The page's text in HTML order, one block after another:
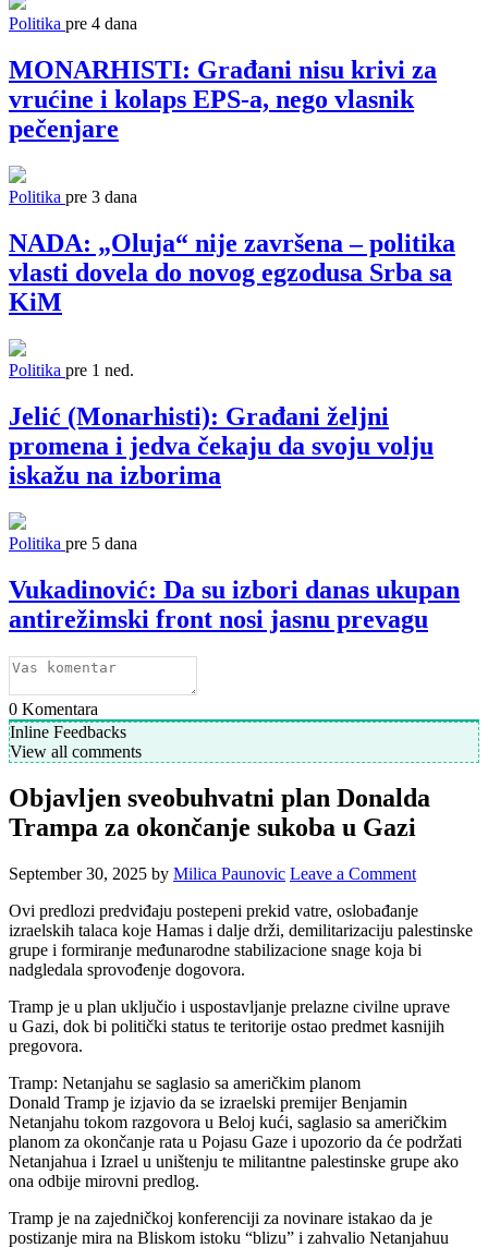
Politika pre 4 dana
MONARHISTI: Građani nisu krivi za
vrućine i kolaps EPS-a, nego vlasnik
pečenjare
Politika pre 3 dana
NADA: „Oluja“ nije završena – politika
vlasti dovela do novog egzodusa Srba sa
KiM
Politika pre 1 ned.
Jelić (Monarhisti): Građani željni
promena i jedva čekaju da svoju volju
iskažu na izborima
Politika pre 5 dana
Vukadinović: Da su izbori danas ukupan
antirežimski front nosi jasnu prevagu
0 Komentara
Inline Feedbacks
View all comments
Objavljen sveobuhvatni plan Donalda
Trampa za okončanje sukoba u Gazi
September 30, 2025 by Milica Paunovic Leave a Comment
Ovi predlozi predviđaju postepeni prekid vatre, oslobađanje
izraelskih talaca koje Hamas i dalje drži, demilitarizaciju palestinske
grupe i formiranje međunarodne stabilizacione snage koja bi
nadgledala sprovođenje dogovora.
Tramp je u plan uključio i uspostavljanje prelazne civilne uprave
u Gazi, dok bi politički status te teritorije ostao predmet kasnijih
pregovora.
Tramp: Netanjahu se saglasio sa američkim planom
Donald Tramp je izjavio da se izraelski premijer Benjamin
Netanjahu tokom razgovora u Beloj kući, saglasio sa američkim
planom za okončanje rata u Pojasu Gaze i upozorio da će podržati
Netanjahua i Izrael u uništenju te militantne palestinske grupe ako
ona odbije mirovni predlog.
Tramp je na zajedničkoj konferenciji za novinare istakao da je
postizanje mira na Bliskom istoku “blizu” i zahvalio Netanjahuu